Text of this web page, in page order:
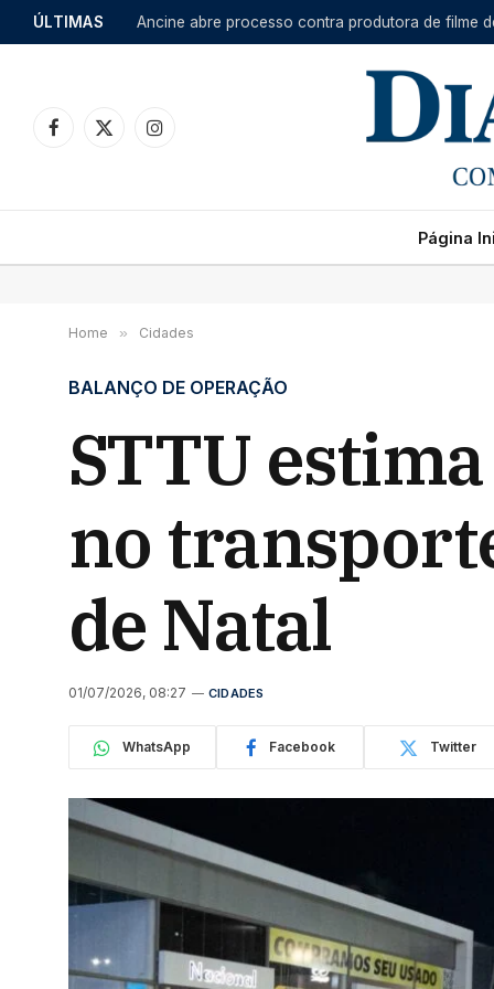
ÚLTIMAS Ancine abre processo contra produtora de filme
Facebook
X
Instagram
Página
Home » Cidades
BALANÇO DE OPERAÇÃO
STTU
no
de Natal
01/07/2026, 08:27 CIDADES
WhatsApp Facebook Twitter